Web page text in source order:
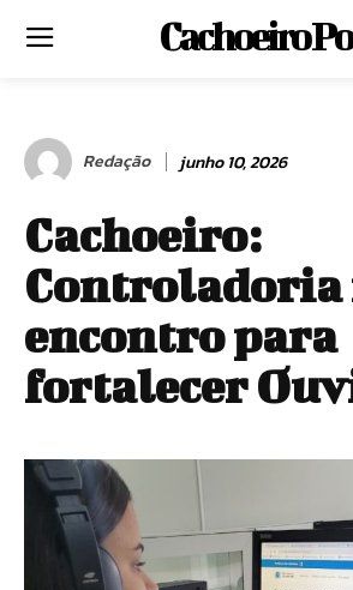
Cachoeiro
Redação junho 10, 2026
Cachoeiro:
encontro para
fortalecer